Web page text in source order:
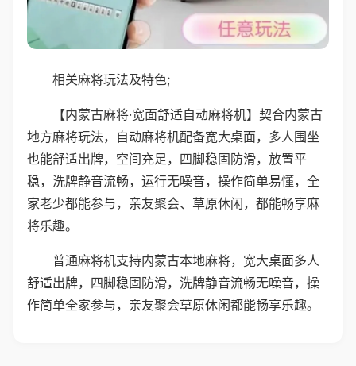
相关麻将玩法及特色;
【内蒙古麻将·宽面舒适自动麻将机】契合内蒙古
地方麻将玩法，自动麻将机配备宽大桌面，多人围坐
也能舒适出牌，空间充足，四脚稳固防滑，放置平
稳，洗牌静音流畅，运行无噪音，操作简单易懂，全
家老少都能参与，亲友聚会、草原休闲，都能畅享麻
将乐趣。
普通麻将机支持内蒙古本地麻将，宽大桌面多人
舒适出牌，四脚稳固防滑，洗牌静音流畅无噪音，操
作简单全家参与，亲友聚会草原休闲都能畅享乐趣。